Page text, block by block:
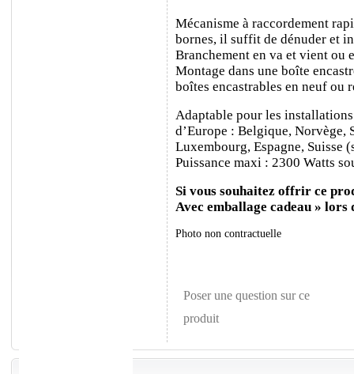
Mécanisme à raccordement
bornes, il suffit de dénuder et
Branchement en va et vient ou
Montage dans une boîte
boîtes encastrables en neuf ou
Adaptable pour les
d’Europe : Belgique, Norvège,
Luxembourg, Espagne, Suisse
Puissance maxi : 2300 Watts
Si vous souhaitez offrir ce
Avec emballage cadeau » lors
Photo non contractuelle
Poser une question sur ce
produit